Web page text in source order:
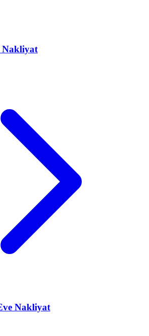
Nakliyat
Nakliyat